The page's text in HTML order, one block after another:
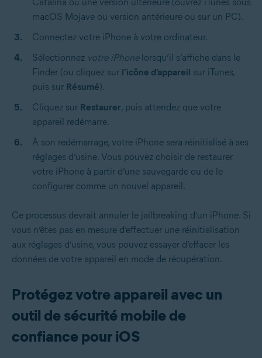
macOS Mojave ou version antérieure ou sur un PC).
Connectez votre iPhone à votre ordinateur.
Sélectionnez votre iPhonelorsqu’il s’affiche dans le
Finder (ou cliquez sur l’icône d’appareil sur iTunes,
puis sur Résumé).
Cliquez sur Restaurer, puis attendez que votre
appareil redémarre.
À son redémarrage, votre iPhone sera réinitialisé à ses
réglages d’usine. Vous pouvez choisir de restaurer
votre iPhone à partir d’une sauvegarde ou de le
configurer comme un nouvel appareil.
Ce processus devrait annuler le jailbreaking d’un iPhone. Si
vous n’êtes pas en mesure d’effectuer une réinitialisation
aux réglages d’usine, vous pouvez essayer d’effacer les
données de votre appareil en mode de récupération.
Protégez votre appareil avec un
outil de sécurité mobile de
confiance pour iOS